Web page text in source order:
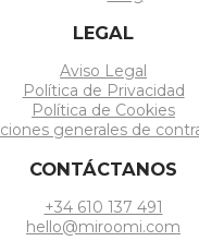
LEGAL
Aviso Legal
Política de Privacidad
Política de Cookies
generales de
CONTÁCTANOS
+34 610 137 491
hello@miroomi.com